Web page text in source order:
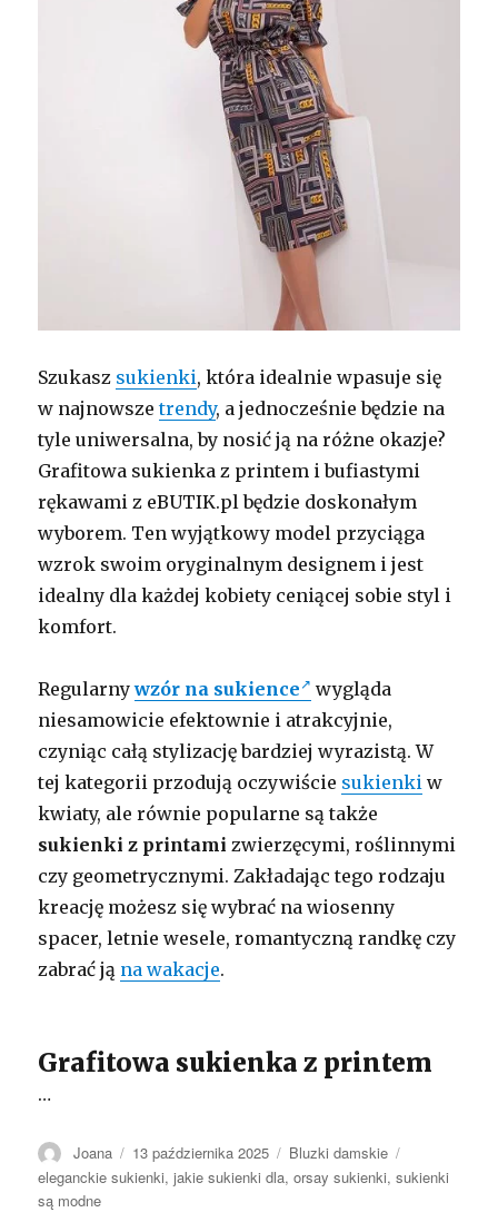
Szukasz sukienki, która idealnie wpasuje się
w najnowszetrendy, a jednocześnie będzie na
tyle uniwersalna, by nosić ją na różne okazje?
Grafitowa sukienka z printem i bufiastymi
rękawami z eBUTIK.pl będzie doskonałym
wyborem. Ten wyjątkowy model przyciąga
wzrok swoim oryginalnym designem i jest
idealny dla każdej kobiety ceniącej sobie styl i
komfort.
Regularnywzór na sukience
wygląda
niesamowicie efektownie i atrakcyjnie,
czyniąc całą stylizację bardziej wyrazistą. W
tej kategorii przodują oczywiście sukienki w
kwiaty, ale równie popularne są także
sukienki z printami zwierzęcymi, roślinnymi
czy geometrycznymi. Zakładając tego rodzaju
kreację możesz się wybrać na wiosenny
spacer, letnie wesele, romantyczną randkę czy
zabrać ją na wakacje.
Grafitowa sukienka z printem
…
Autor
Joana Opublikowano
13 października 2025 Kategorie
Bluzki damskie
eleganckie sukienki,jakie sukienki dla,orsay sukienki,sukienki
są modne